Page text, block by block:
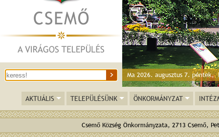
Ma 2026. augusztus 7. péntek,
AKTUÁLIS TELEPÜLÉSÜNK ÖNKORMÁNYZAT
Csemő Község Önkormányzata, 2713